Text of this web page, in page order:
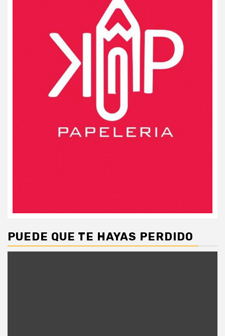
PUEDE QUE TE HAYAS PERDIDO